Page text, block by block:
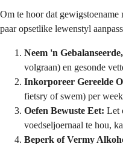
Om te hoor dat
paar opsetlike lewenstyl
Neem 'n
volgraan) en gesonde
Inkorporeer Gereelde
fietsry of swem) per week
Oefen Bewuste Eet: Let
voedseljoernaal te hou,
Beperk of Vermy